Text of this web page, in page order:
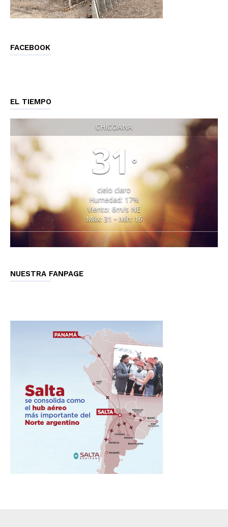
FACEBOOK
EL TIEMPO
CHICOANA
31 °
cielo claro
Humedad: 17%
Viento: 6m/s NE
Máx: 31 • Mín: 16
NUESTRA FANPAGE